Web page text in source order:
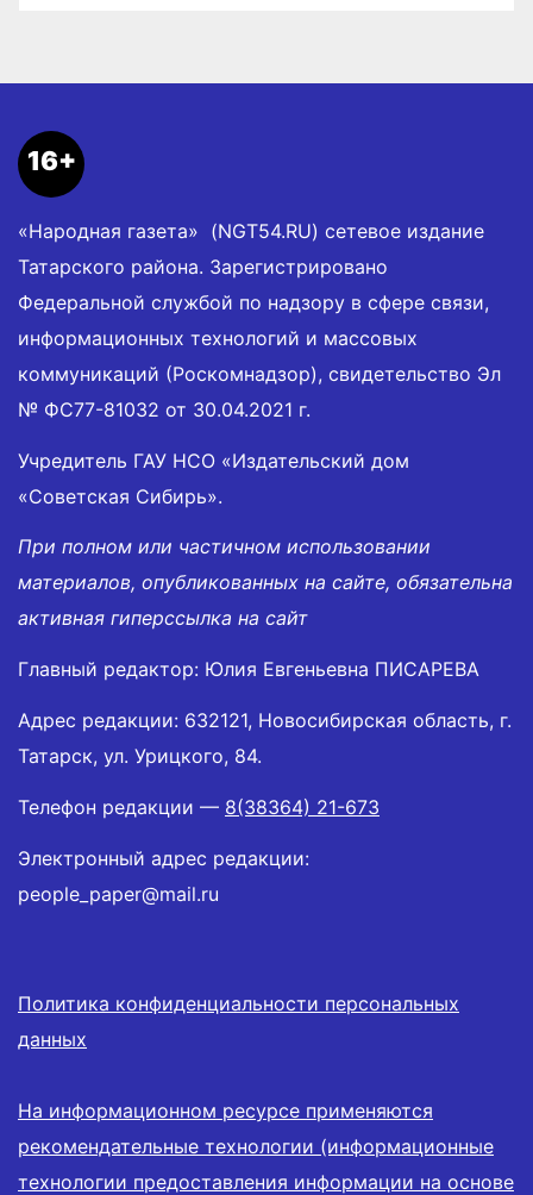
16+
«Народная газета» (NGT54.RU) сетевое издание
Татарского района. Зарегистрировано
Федеральной службой по надзору в сфере связи,
информационных технологий и массовых
коммуникаций (Роскомнадзор), свидетельство Эл
№ ФС77-81032 от 30.04.2021 г.
Учредитель ГАУ НСО «Издательский дом
«Советская Сибирь».
При полном или частичном использовании
материалов, опубликованных на сайте, обязательна
активная гиперссылка на сайт
Главный редактор: Юлия Евгеньевна ПИСАРЕВА
Адрес редакции: 632121, Новосибирская область, г.
Татарск, ул. Урицкого, 84.
Телефон редакции — 8(38364) 21-673
Электронный адрес редакции:
people_paper@mail.ru
Политика конфиденциальности персональных
данных
На информационном ресурсе применяются
рекомендательные технологии (информационные
технологии предоставления информации на основе